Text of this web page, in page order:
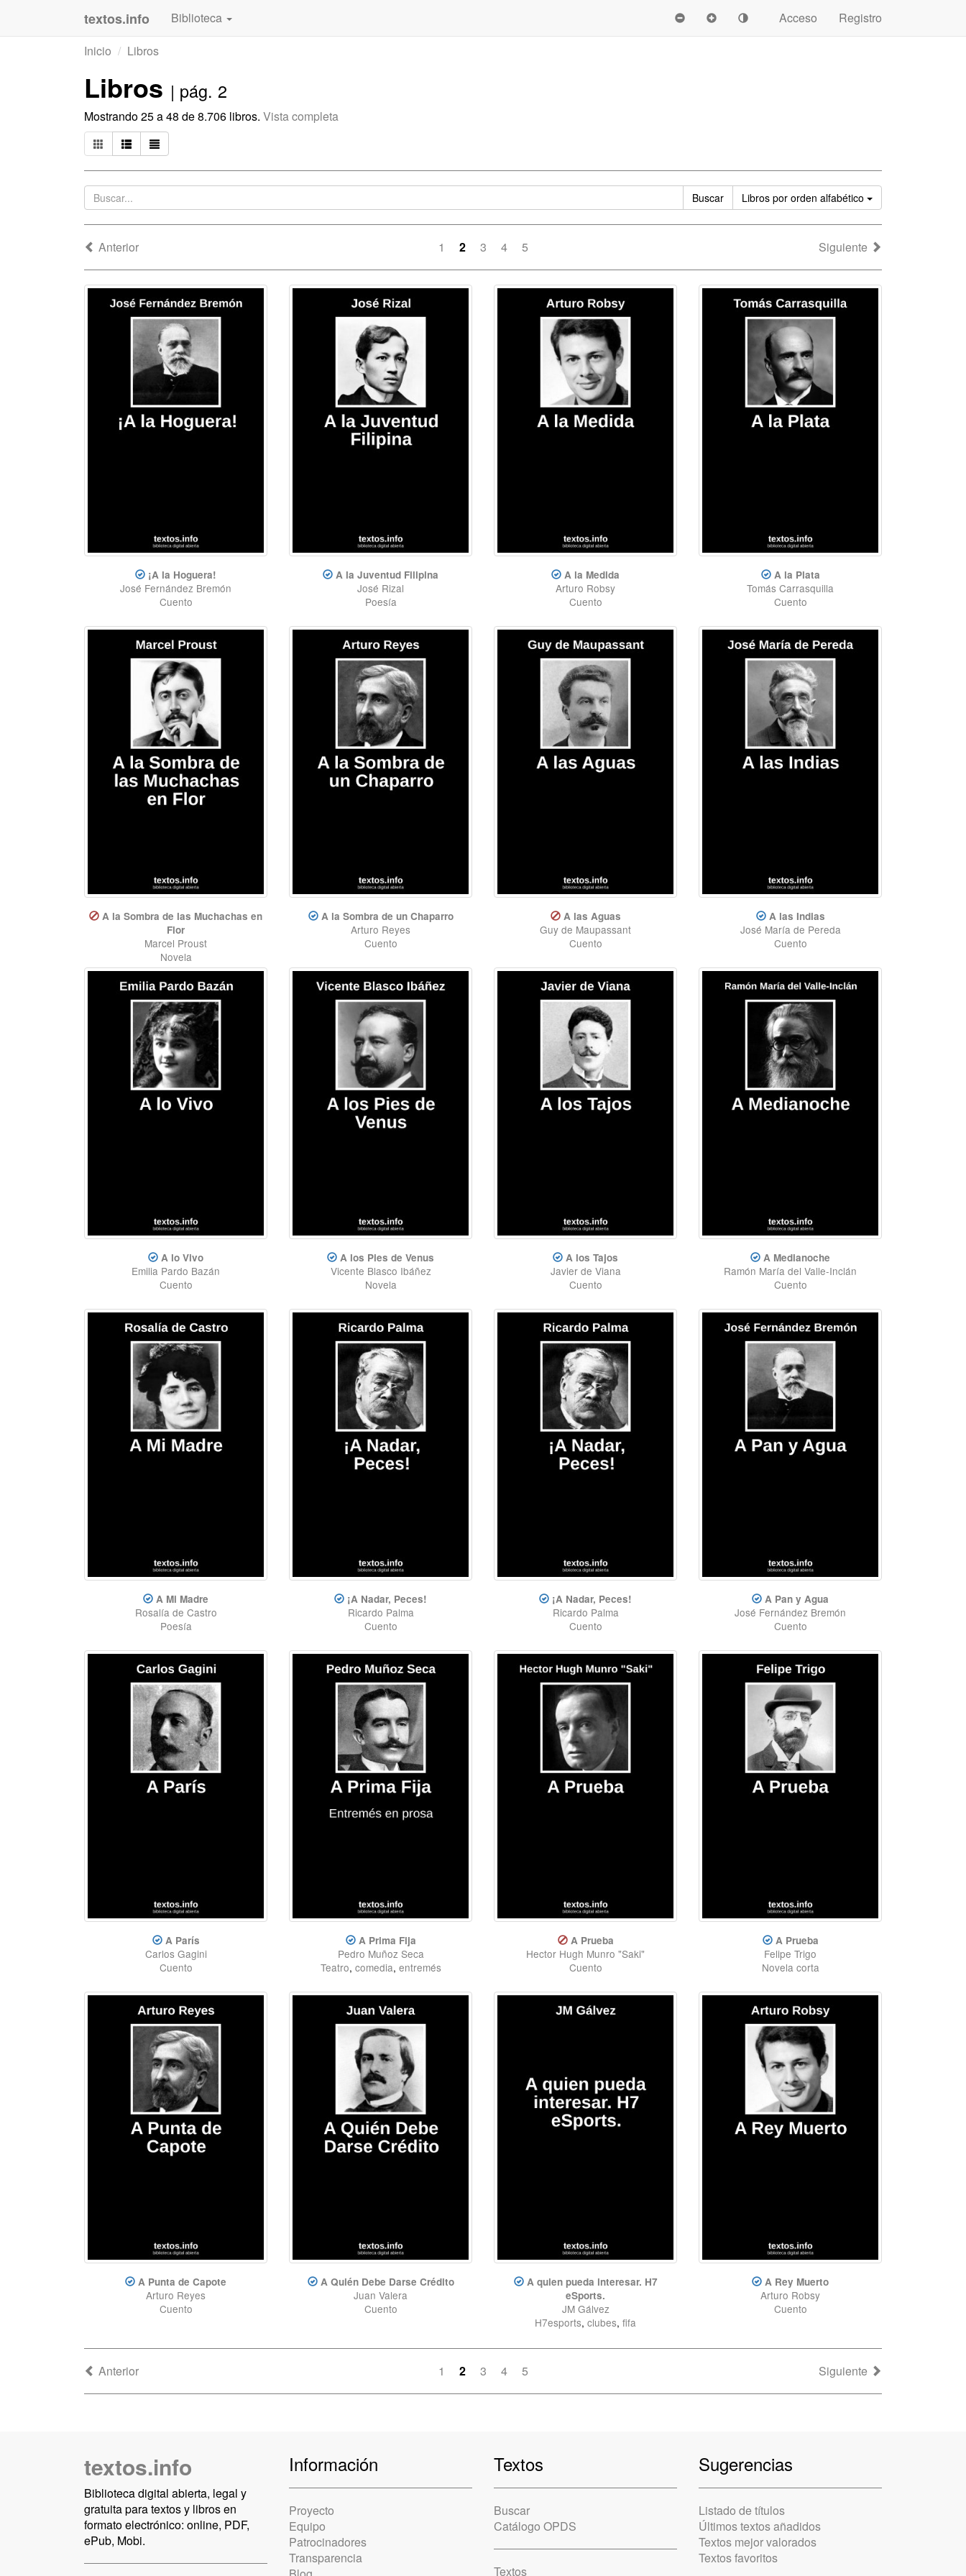
textos.info Biblioteca Acceso
Registro
Inicio
Libros
Libros | pág. 2
Mostrando 25 a 48 de 8.706 libros. Vista completa
Buscar Libros por orden alfabético Ordenar
Anterior 1 2 3 4 5 Siguiente
¡A la Hoguera!
José Fernández Bremón
Cuento
A la Juventud Filipina
José Rizal
Poesía
A la Medida
Arturo Robsy
Cuento
A la Plata
Tomás Carrasquilla
Cuento
A la Sombra de las Muchachas en
Flor
Marcel Proust
Novela
A la Sombra de un Chaparro
Arturo Reyes
Cuento
A las Aguas
Guy de Maupassant
Cuento
A las Indias
José María de Pereda
Cuento
A lo Vivo
Emilia Pardo Bazán
Cuento
A los Pies de Venus
Vicente Blasco Ibáñez
Novela
A los Tajos
Javier de Viana
Cuento
A Medianoche
Ramón María del Valle-Inclán
Cuento
A Mi Madre
Rosalía de Castro
Poesía
¡A Nadar, Peces!
Ricardo Palma
Cuento
¡A Nadar, Peces!
Ricardo Palma
Cuento
A Pan y Agua
José Fernández Bremón
Cuento
A París
Carlos Gagini
Cuento
A Prima Fija
Pedro Muñoz Seca
Teatro, comedia, entremés
A Prueba
Hector Hugh Munro "Saki"
Cuento
A Prueba
Felipe Trigo
Novela corta
A Punta de Capote
Arturo Reyes
Cuento
A Quién Debe Darse Crédito
Juan Valera
Cuento
A quien pueda interesar. H7
eSports.
JM Gálvez
H7esports, clubes, fifa
A Rey Muerto
Arturo Robsy
Cuento
Anterior 1 2 3 4 5 Siguiente
textos.info
Biblioteca digital abierta, legal y
gratuita para textos y libros en
formato electrónico: online, PDF,
ePub, Mobi.
Información
Proyecto
Equipo
Patrocinadores
Transparencia
Textos
Buscar
Catálogo OPDS
Textos
Sugerencias
Listado de títulos
Últimos textos añadidos
Textos mejor valorados
Textos favoritos